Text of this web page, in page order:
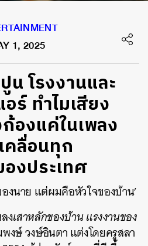
1, 2025
โรงงานและ
ร์ ทำไมเสียง
องแค่ในเพลง
คลื่อนทุก
งประเทศ
งนาย แต่ผมคือหัวใจของบ้าน’
งเสาหลักของบ้าน แรงงานของ
งษ์ วงษ์อินตา แต่งโดยครูสลา